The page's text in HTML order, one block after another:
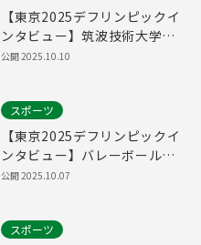
【東京2025デフリンピックイ
ンタビュー】筑波技術大学教
員・全日本ろうあ連盟医科学
公開2025.10.10
スポーツ
【東京2025デフリンピックイ
ンタビュー】バレーボール女
子日本代表チーム
公開2025.10.07
スポーツ